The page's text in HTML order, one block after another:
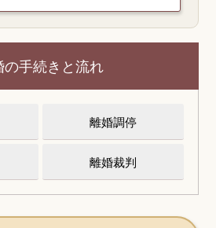
の手続きと流れ
離婚調停
離婚裁判